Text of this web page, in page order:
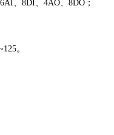
、8DI、4AO、8DO ；
5。